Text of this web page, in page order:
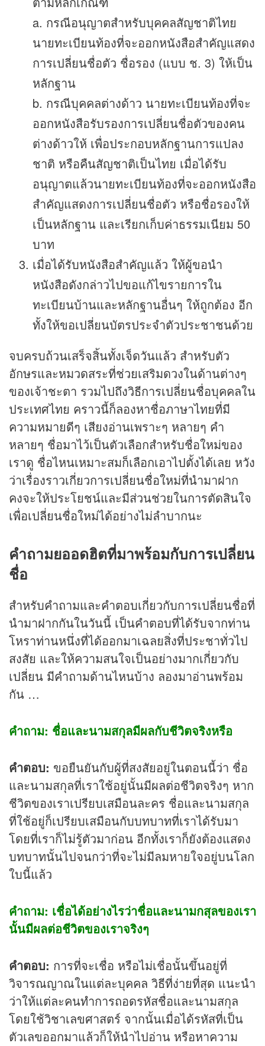
a. กรณีอนุญาตสำหรับบุคคลสัญชาติไทย
นายทะเบียนท้องที่จะออกหนังสือสำคัญแสดง
การเปลี่ยนชื่อตัว ชื่อรอง (แบบ ช. 3) ให้เป็น
หลักฐาน
b. กรณีบุคคลต่างด้าว นายทะเบียนท้องที่จะ
ออกหนังสือรับรองการเปลี่ยนชื่อตัวของคน
ต่างด้าวให้ เพื่อประกอบหลักฐานการแปลง
ชาติ หรือคืนสัญชาติเป็นไทย เมื่อได้รับ
อนุญาตแล้วนายทะเบียนท้องที่จะออกหนังสือ
สำคัญแสดงการเปลี่ยนชื่อตัว หรือชื่อรองให้
เป็นหลักฐาน และเรียกเก็บค่าธรรมเนียม 50
บาท
เมื่อได้รับหนังสือสำคัญแล้ว ให้ผู้ขอนำ
หนังสือดังกล่าวไปขอแก้ไขรายการใน
ทะเบียนบ้านและหลักฐานอื่นๆ ให้ถูกต้อง อีก
ทั้งให้ขอเปลี่ยนบัตรประจำตัวประชาชนด้วย
จบครบถ้วนเสร็จสิ้นทั้งเจ็ดวันแล้ว สำหรับตัว
อักษรและหมวดสระที่ช่วยเสริมดวงในด้านต่างๆ
ของเจ้าชะตา รวมไปถึงวิธีการเปลี่ยนชื่อบุคคลใน
ประเทศไทย คราวนี้ก็ลองหาชื่อภาษาไทยที่มี
ความหมายดีๆ เสียงอ่านเพราะๆ หลายๆ คำ
หลายๆ ชื่อมาไว้เป็นตัวเลือกสำหรับชื่อใหม่ของ
เราดู ชื่อไหนเหมาะสมก็เลือกเอาไปตั้งได้เลย หวัง
ว่าเรื่องราวเกี่ยวการเปลี่ยนชื่อใหม่ที่นำมาฝาก
คงจะให้ประโยชน์และมีส่วนช่วยในการตัดสินใจ
เพื่อเปลี่ยนชื่อใหม่ได้อย่างไม่ลำบากนะ
คำถามยออดฮิตที่มาพร้อมกับการเปลี่ยน
ชื่อ
สำหรับคำถามและคำตอบเกี่ยวกับการเปลี่ยนชื่อที่
นำมาฝากกันในวันนี้ เป็นคำตอบที่ได้รับจากท่าน
โหราท่านหนึ่งที่ได้ออกมาเฉลยสิ่งที่ประชาทั่วไป
สงสัย และให้ความสนใจเป็นอย่างมากเกี่ยวกับ
เปลี่ยน มีคำถามด้านไหนบ้าง ลองมาอ่านพร้อม
กัน …
คำถาม: ชื่อและนามสกุลมีผลกับชีวิตจริงหรือ
คำตอบ: ขอยืนยันกับผู้ที่สงสัยอยู่ในตอนนี้ว่า ชื่อ
และนามสกุลที่เราใช้อยู่นั้นมีผลต่อชีวิตจริงๆ หาก
ชีวิตของเราเปรียบเสมือนละคร ชื่อและนามสกุล
ที่ใช้อยู่ก็เปรียบเสมือนกับบทบาทที่เราได้รับมา
โดยที่เราก็ไม่รู้ตัวมาก่อน อีกทั้งเราก็ยังต้องแสดง
บทบาทนั้นไปจนกว่าที่จะไม่มีลมหายใจอยู่บนโลก
ใบนี้แล้ว
คำถาม: เชื่อได้อย่างไรว่าชื่อและนามกสุลของเรา
นั้นมีผลต่อชีวิตของเราจริงๆ
คำตอบ: การที่จะเชื่อ หรือไม่เชื่อนั้นขึ้นอยู่ที่
วิจารณญาณในแต่ละบุคคล วิธีที่ง่ายที่สุด แนะนำ
ว่าให้แต่ละคนทำการถอดรหัสชื่อและนามสกุล
โดยใช้วิชาเลขศาสตร์ จากนั้นเมื่อได้รหัสที่เป็น
ตัวเลขออกมาแล้วก็ให้นำไปอ่าน หรือหาความ